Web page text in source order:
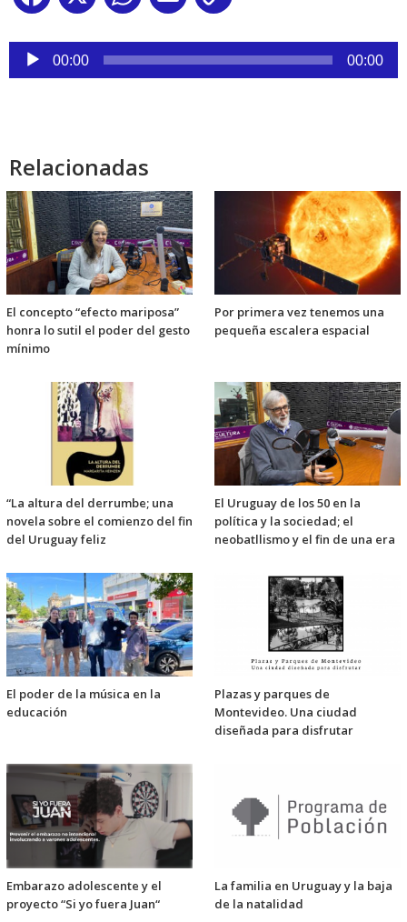
Reproductor
audio
00:00 00:00
Relacionadas
El concepto “efecto mariposa”
honra lo sutil el poder del gesto
mínimo
Por primera vez tenemos una
pequeña escalera espacial
“La altura del derrumbe; una
novela sobre el comienzo del fin
del Uruguay feliz
El Uruguay de los 50 en la
política y la sociedad; el
neobatllismo y el fin de una era
El poder de la música en la
educación
Plazas y parques de
Montevideo. Una ciudad
diseñada para disfrutar
Embarazo adolescente y el
proyecto “Si yo fuera Juan“
La familia en Uruguay y la baja
de la natalidad